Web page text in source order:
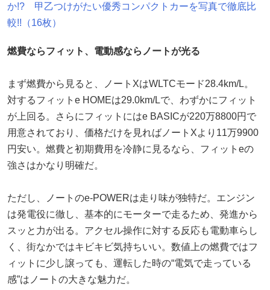
か!? 甲乙つけがたい優秀コンパクトカーを写真で徹底比
較!!（16枚）
燃費ならフィット、電動感ならノートが光る
まず燃費から見ると、ノートXはWLTCモード28.4km/L。
対するフィットe HOMEは29.0km/Lで、わずかにフィット
が上回る。さらにフィットにはe BASICが220万8800円で
用意されており、価格だけを見ればノートXより11万9900
円安い。燃費と初期費用を冷静に見るなら、フィットeの
強さはかなり明確だ。
ただし、ノートのe-POWERは走り味が独特だ。エンジン
は発電役に徹し、基本的にモーターで走るため、発進から
スッと力が出る。アクセル操作に対する反応も電動車らし
く、街なかではキビキビ気持ちいい。数値上の燃費ではフ
ィットに少し譲っても、運転した時の“電気で走っている
感”はノートの大きな魅力だ。